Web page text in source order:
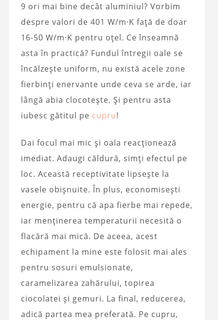
9 ori mai bine decât aluminiul? Vorbim
despre valori de 401 W/m·K față de doar
16-50 W/m·K pentru oțel. Ce înseamnă
asta în practică? Fundul întregii oale se
încălzește uniform, nu există acele zone
fierbinți enervante unde ceva se arde, iar
lângă abia clocotește. Și pentru asta
iubesc gătitul pe cupru!
Dai focul mai mic și oala reacționează
imediat. Adaugi căldură, simți efectul pe
loc. Această receptivitate lipsește la
vasele obișnuite. În plus, economisești
energie, pentru că apa fierbe mai repede,
iar menținerea temperaturii necesită o
flacără mai mică. De aceea, acest
echipament la mine este folosit mai ales
pentru sosuri emulsionate,
caramelizarea zahărului, topirea
ciocolatei și gemuri. La final, reducerea,
adică partea mea preferată. Pe cupru,